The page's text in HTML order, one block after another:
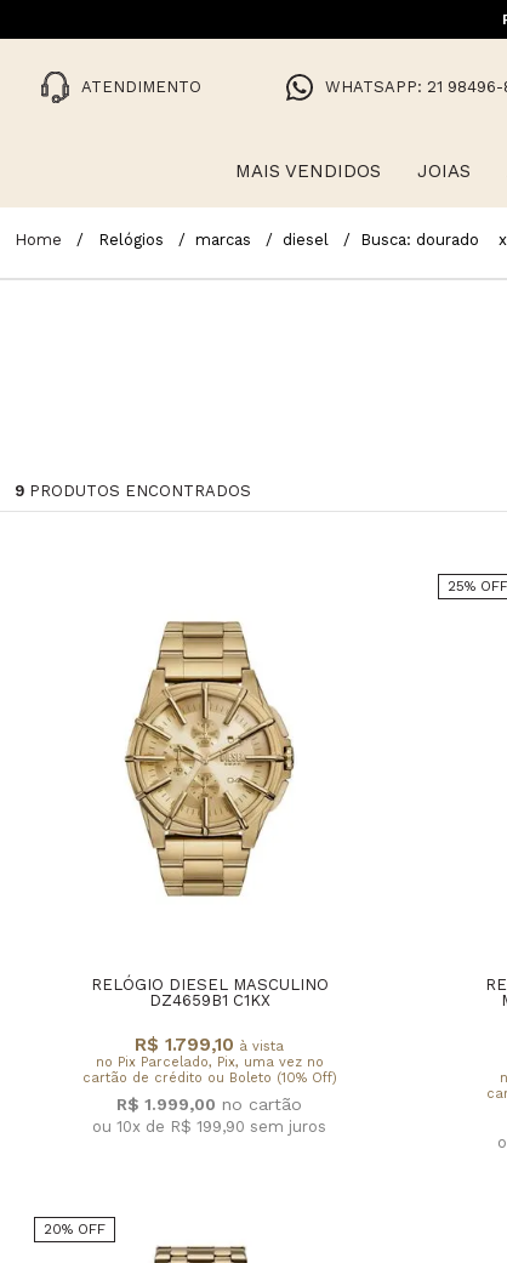
ATENDIMENTO WHATSAPP: 21
MAIS VENDIDOS JOIAS
Relógios marcas diesel Busca: dourado x
9 PRODUTOS ENCONTRADOS
RELÓGIO DIESEL MASCULINO
DZ4659B1 C1KX
R$ 1.799,10 à vista
no Pix Parcelado, Pix, uma vez no
cartão de crédito ou Boleto (10% Off)
R$ 1.999,00
ou 10x de R$ 199,90 sem juros
25% OFF
20% OFF